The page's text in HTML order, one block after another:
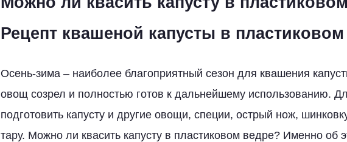
Рецепт квашеной капусты в
Осень-зима – наиболее благоприятный сезон для квашения
овощ созрел и полностью готов к дальнейшему использованию.
подготовить капусту и другие овощи, специи, острый нож,
тару. Можно ли квасить капусту в пластиковом ведре? Именно об